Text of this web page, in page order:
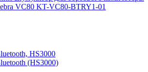
VC80 KT-VC80-BTRY1-01
HS3000
(HS3000)